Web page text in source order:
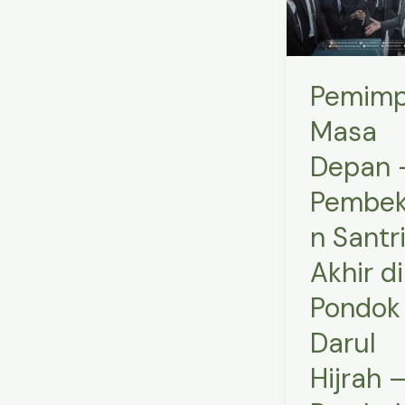
Masa
Depan
n Santri
Akhir di
Pondok
Darul
Hijrah –
–
Pembekalan
Akhir
di
Pondok
Darul
Hijrah
Pembekalan
tentang
Pemimpin
Masa
Depan
–
Pembekalan